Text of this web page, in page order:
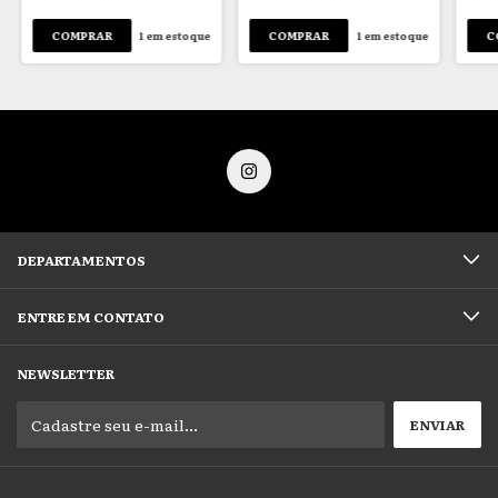
1 em estoque 1 em estoque
DEPARTAMENTOS
ENTRE EM CONTATO
NEWSLETTER